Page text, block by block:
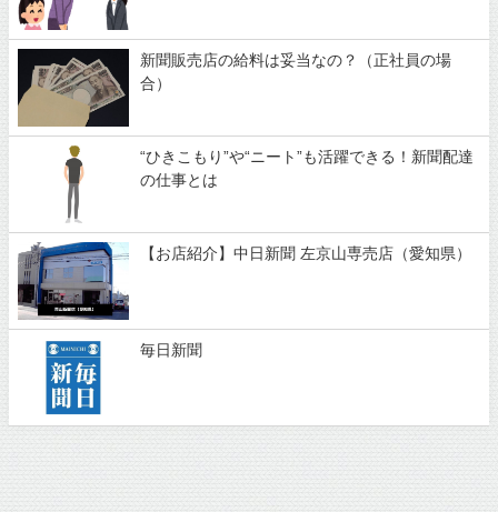
新聞販売店の給料は妥当なの？（正社員の場
合）
“ひきこもり”や“ニート”も活躍できる！新聞配達
の仕事とは
【お店紹介】中日新聞 左京山専売店（愛知県）
毎日新聞